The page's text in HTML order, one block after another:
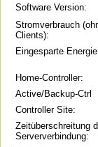
Software Version:
Stromverbrauch
Clients):
Eingesparte
Home-Controller:
Active/Backup-Ctrl
Controller Site:
Zeitüberschreitung
Serververbindung: